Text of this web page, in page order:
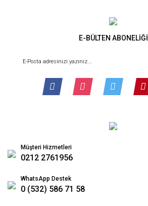
E-BÜLTEN ABONELİĞİ
Müşteri Hizmetleri
0212 2761956
WhatsApp Destek
0 (532) 586 71 58